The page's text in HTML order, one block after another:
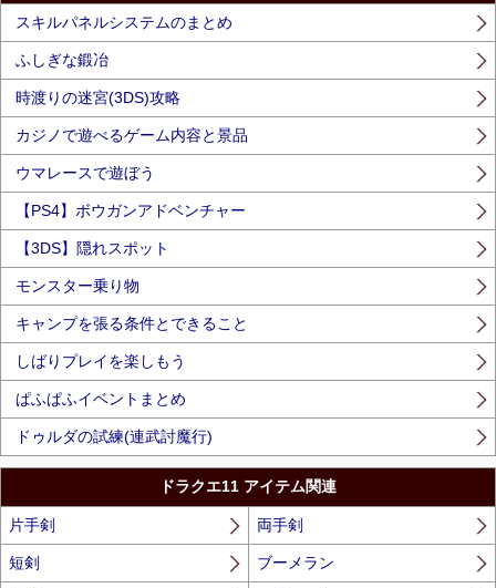
スキルパネルシステムのまとめ
ふしぎな鍛冶
時渡りの迷宮(3DS)攻略
カジノで遊べるゲーム内容と景品
ウマレースで遊ぼう
【PS4】ボウガンアドベンチャー
【3DS】隠れスポット
モンスター乗り物
キャンプを張る条件とできること
しばりプレイを楽しもう
ぱふぱふイベントまとめ
ドゥルダの試練(連武討魔行)
ドラクエ11 アイテム関連
片手剣 両手剣
短剣 ブーメラン